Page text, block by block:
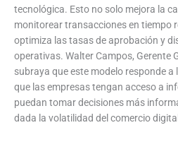
tecnológica. Esto no solo mejora la
monitorear transacciones en tiempo
optimiza las tasas de aprobación y
operativas. Walter Campos, Gerente
subraya que este modelo responde a
que las empresas tengan acceso a
puedan tomar decisiones más
dada la volatilidad del comercio